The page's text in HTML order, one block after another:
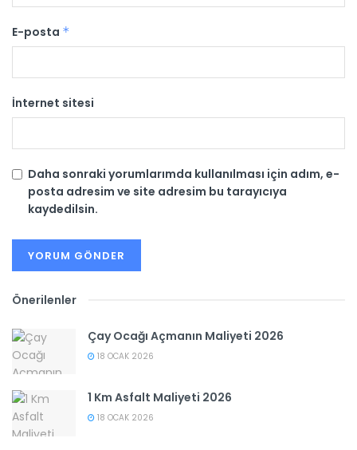
E-posta *
İnternet sitesi
Daha sonraki yorumlarımda kullanılması için adım, e-
posta adresim ve site adresim bu tarayıcıya
kaydedilsin.
Önerilenler
Çay Ocağı Açmanın Maliyeti 2026
18 OCAK 2026
1 Km Asfalt Maliyeti 2026
18 OCAK 2026